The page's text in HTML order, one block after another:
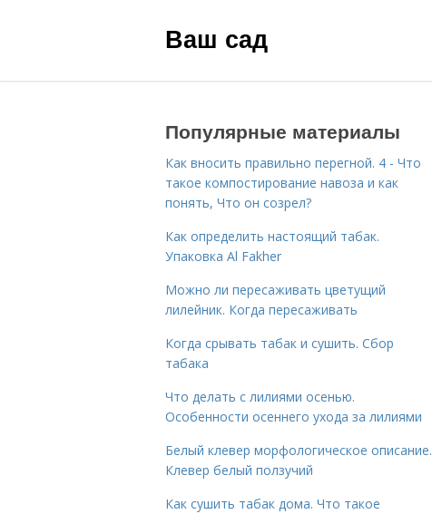
Ваш сад
Популярные материалы
Как вносить правильно перегной. 4 - Что
такое компостирование навоза и как
понять, Что он созрел?
Как определить настоящий табак.
Упаковка Al Fakher
Можно ли пересаживать цветущий
лилейник. Когда пересаживать
Когда срывать табак и сушить. Сбор
табака
Что делать с лилиями осенью.
Особенности осеннего ухода за лилиями
Белый клевер морфологическое описание.
Клевер белый ползучий
Как сушить табак дома. Что такое